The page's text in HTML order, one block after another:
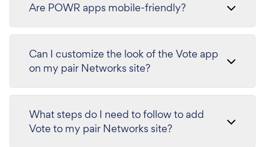
Are POWR apps mobile-friendly?
Can I customize the look of the Vote app
on my pair Networks site?
What steps do I need to follow to add
Vote to my pair Networks site?